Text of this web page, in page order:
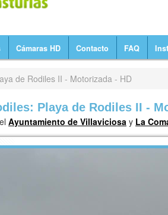
Cámaras HD Contacto FAQ
de Rodiles II - Motorizada - HD
Playa de Rodiles II -
Ayuntamiento de Villaviciosa y La